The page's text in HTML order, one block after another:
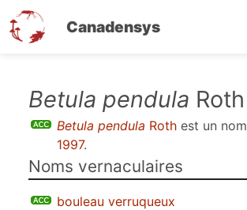
Canadensys
contenu
Betula pendula Roth
Betula pendula Roth est un nom
1997.
Noms vernaculaires
bouleau verruqueux